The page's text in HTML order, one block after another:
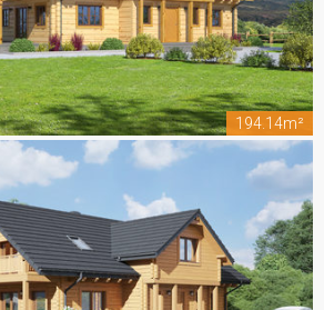
194.14m²